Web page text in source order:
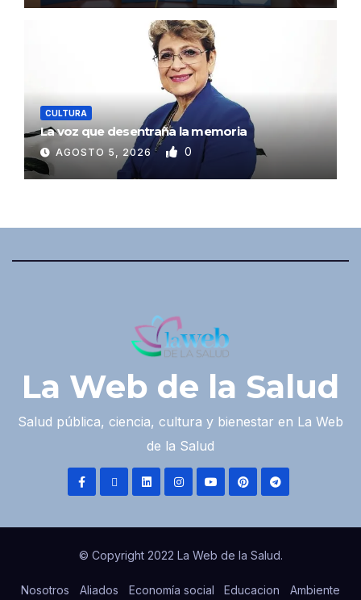
CULTURA
La voz que desentraña la memoria
AGOSTO 5, 2026 0
La Web de la Salud
Salud pública, ciencia, cultura y bienestar en La Web
de la Salud
© Copyright 2022 La Web de la Salud.
Nosotros Aliados Economía social Educacion Ambiente